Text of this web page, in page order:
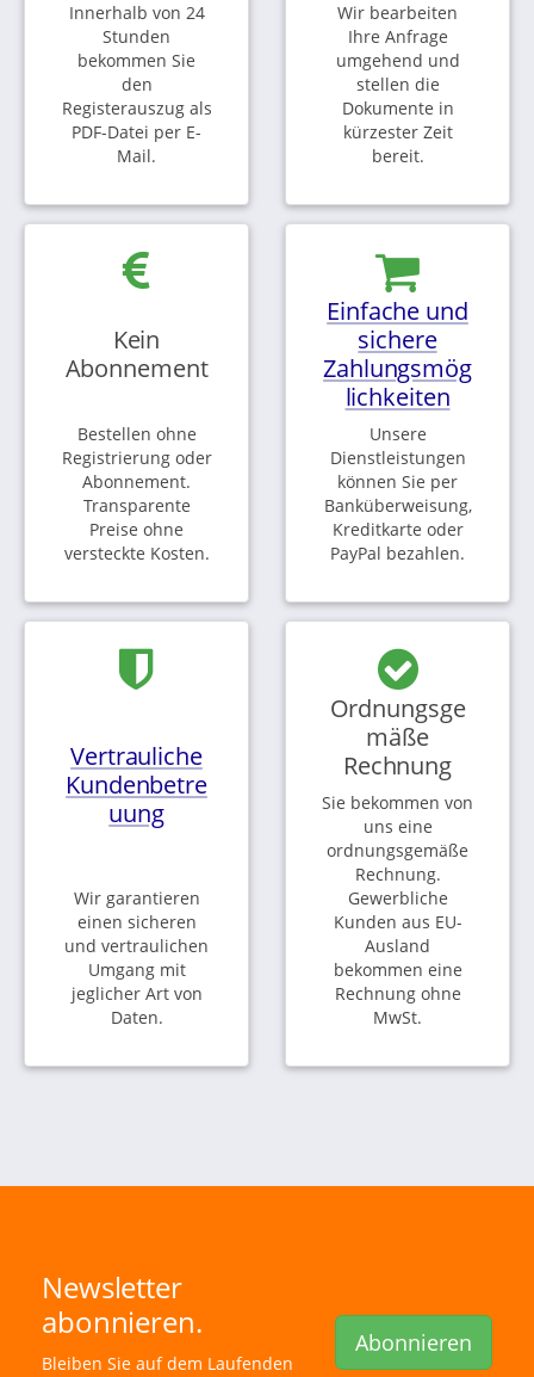
Innerhalb von 24
Stunden
bekommen Sie
den
Registerauszug als
PDF-Datei per E-
Mail.
Wir bearbeiten
Ihre Anfrage
umgehend und
stellen die
Dokumente in
kürzester Zeit
bereit.
Kein
Abonnement
Bestellen ohne
Registrierung oder
Abonnement.
Transparente
Preise ohne
versteckte Kosten.
Einfache und
sichere
Zahlungsmög
lichkeiten
Unsere
Dienstleistungen
können Sie per
Banküberweisung,
Kreditkarte oder
PayPal bezahlen.
Vertrauliche
Kundenbetre
uung
Wir garantieren
einen sicheren
und vertraulichen
Umgang mit
jeglicher Art von
Daten.
Ordnungsge
mäße
Rechnung
Sie bekommen von
uns eine
ordnungsgemäße
Rechnung.
Gewerbliche
Kunden aus EU-
Ausland
bekommen eine
Rechnung ohne
MwSt.
Newsletter
abonnieren.
Bleiben Sie auf dem Laufenden
Abonnieren